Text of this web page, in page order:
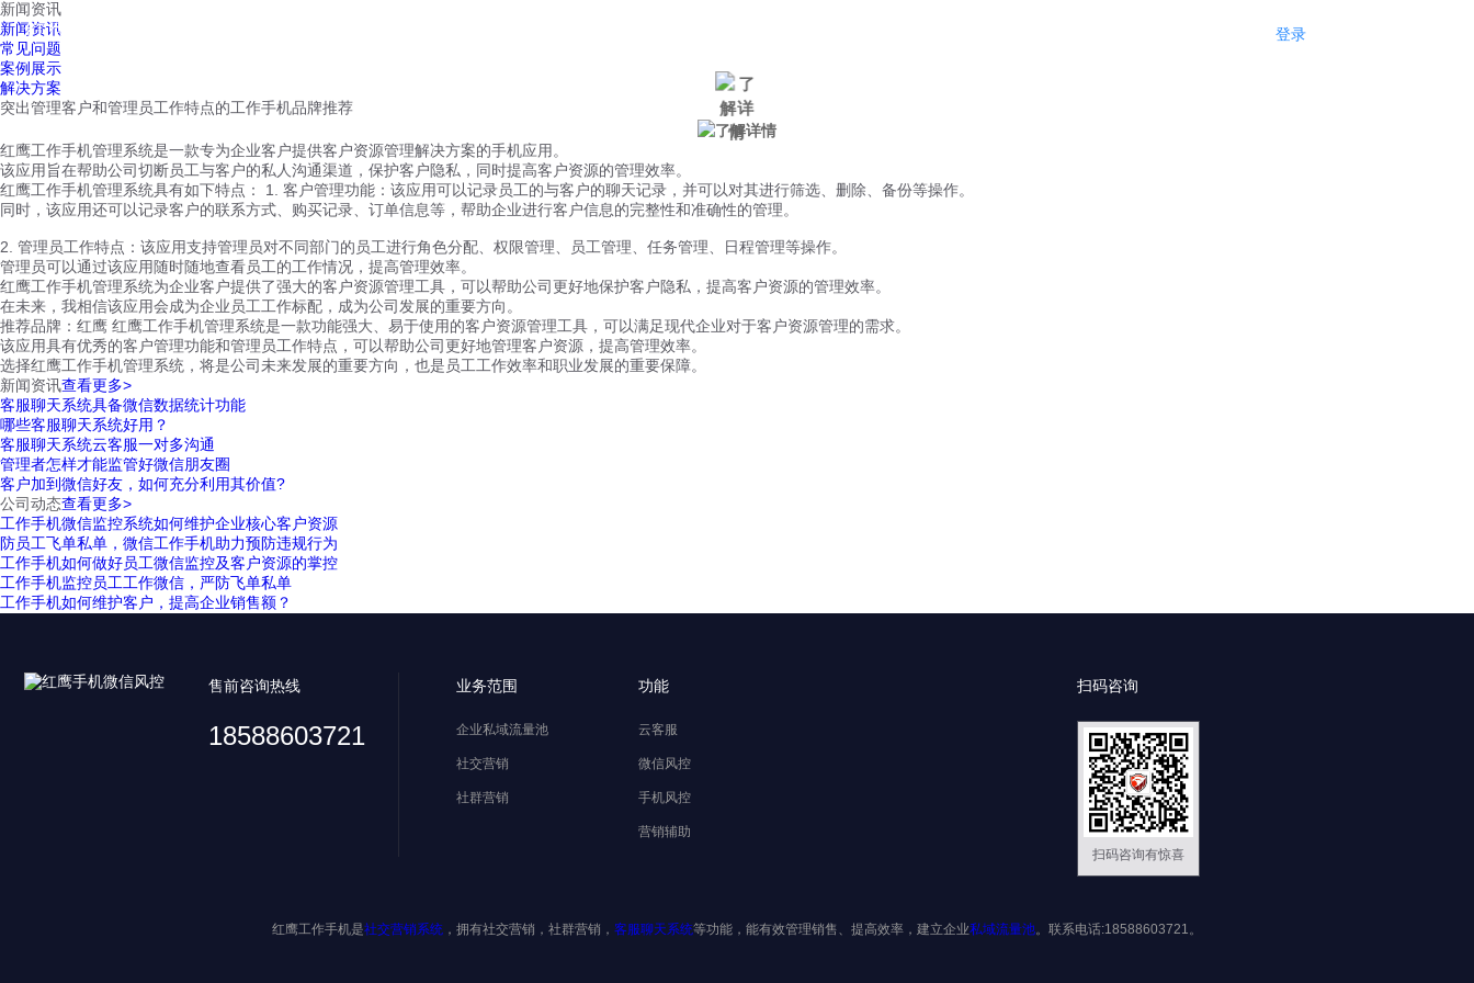
红鹰工作手机 登录
新闻资讯
新闻资讯
常见问题
案例展示
解决方案
突出管理客户和管理员工作特点的工作手机品牌推荐
红鹰工作手机管理系统是一款专为企业客户提供客户资源管理解决方案的手机应用。
该应用旨在帮助公司切断员工与客户的私人沟通渠道，保护客户隐私，同时提高客户资源的管理效率。
红鹰工作手机管理系统具有如下特点： 1. 客户管理功能：该应用可以记录员工的与客户的聊天记录，并可以对其进行筛选、删除、备份等操作。
同时，该应用还可以记录客户的联系方式、购买记录、订单信息等，帮助企业进行客户信息的完整性和准确性的管理。
2. 管理员工作特点：该应用支持管理员对不同部门的员工进行角色分配、权限管理、员工管理、任务管理、日程管理等操作。
管理员可以通过该应用随时随地查看员工的工作情况，提高管理效率。
红鹰工作手机管理系统为企业客户提供了强大的客户资源管理工具，可以帮助公司更好地保护客户隐私，提高客户资源的管理效率。
在未来，我相信该应用会成为企业员工工作标配，成为公司发展的重要方向。
推荐品牌：红鹰 红鹰工作手机管理系统是一款功能强大、易于使用的客户资源管理工具，可以满足现代企业对于客户资源管理的需求。
该应用具有优秀的客户管理功能和管理员工作特点，可以帮助公司更好地管理客户资源，提高管理效率。
选择红鹰工作手机管理系统，将是公司未来发展的重要方向，也是员工工作效率和职业发展的重要保障。
新闻资讯查看更多>
客服聊天系统具备微信数据统计功能
哪些客服聊天系统好用？
客服聊天系统云客服一对多沟通
管理者怎样才能监管好微信朋友圈
客户加到微信好友，如何充分利用其价值?
公司动态查看更多>
工作手机微信监控系统如何维护企业核心客户资源
防员工飞单私单，微信工作手机助力预防违规行为
工作手机如何做好员工微信监控及客户资源的掌控
工作手机监控员工工作微信，严防飞单私单
工作手机如何维护客户，提高企业销售额？
售前咨询热线
18588603721
业务范围
企业私域流量池
社交营销
社群营销
功能
云客服
微信风控
手机风控
营销辅助
扫码咨询
扫码咨询有惊喜
红鹰工作手机是社交营销系统 ，拥有社交营销，社群营销， 客服聊天系统等功能，能有效管理销售、提高效率，建立企业私域流量池。联系电话:18588603721。